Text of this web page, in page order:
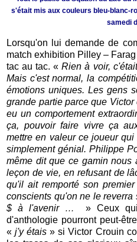
s'était mis aux couleurs bleu-blanc-
samedi
Lorsqu'on lui demande de
match exhibition Pilley –
tac au tac. «Rien à voir,
Mais c'est normal, la
émotions uniques. Les gens
grande partie parce que
eu un comportement
ça, pouvoir faire vivre ça
mettre en valeur ce joueur
simplement génial. Philippe
même dit que ce gamin
leçon de vie, en refusant de
qu'il ait remporté son
conscients qu'on ne le
$ à l'avenir … » Ceux qui
d'anthologie pourront peut-
«j'y étais» si Victor Crouin